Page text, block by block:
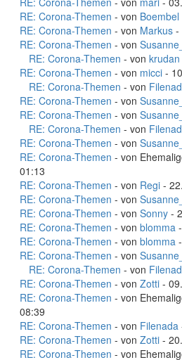
RE: Corona-Themen - von Boembel
RE: Corona-Themen - von Markus -
RE: Corona-Themen - von
RE: Corona-Themen - von krudan
RE: Corona-Themen - von micci -
RE: Corona-Themen - von
RE: Corona-Themen - von
RE: Corona-Themen - von
RE: Corona-Themen - von
RE: Corona-Themen - von
RE: Corona-Themen - von
01:13
RE: Corona-Themen - von Regi -
RE: Corona-Themen - von
RE: Corona-Themen - von Sonny -
RE: Corona-Themen - von blomma
RE: Corona-Themen - von blomma
RE: Corona-Themen - von
RE: Corona-Themen - von
RE: Corona-Themen - von Zotti -
RE: Corona-Themen - von
08:39
RE: Corona-Themen - von Filenada
RE: Corona-Themen - von Zotti -
RE: Corona-Themen - von